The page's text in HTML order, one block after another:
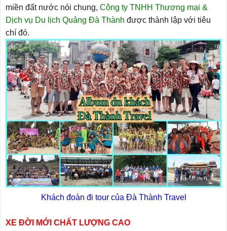
miền đất nước nói chung, Công ty TNHH Thương mại &
Dịch vụ Du lịch Quảng Đà Thành được thành lập với tiêu
chí đó.
Khách đoàn đi tour của Đà Thành Travel
XE ĐỜI MỚI CHẤT LƯỢNG CAO